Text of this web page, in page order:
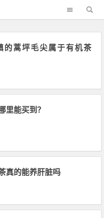
的蒿坪毛尖属于有机茶
里能买到？
真的能养肝脏吗